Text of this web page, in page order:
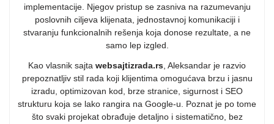
implementacije. Njegov pristup se zasniva na razumevanju
poslovnih ciljeva klijenata, jednostavnoj komunikaciji i
stvaranju funkcionalnih rešenja koja donose rezultate, a ne
samo lep izgled.
Kao vlasnik sajta websajtizrada.rs, Aleksandar je razvio
prepoznatljiv stil rada koji klijentima omogućava brzu i jasnu
izradu, optimizovan kod, brze stranice, sigurnost i SEO
strukturu koja se lako rangira na Google-u. Poznat je po tome
što svaki projekat obrađuje detaljno i sistematično, bez